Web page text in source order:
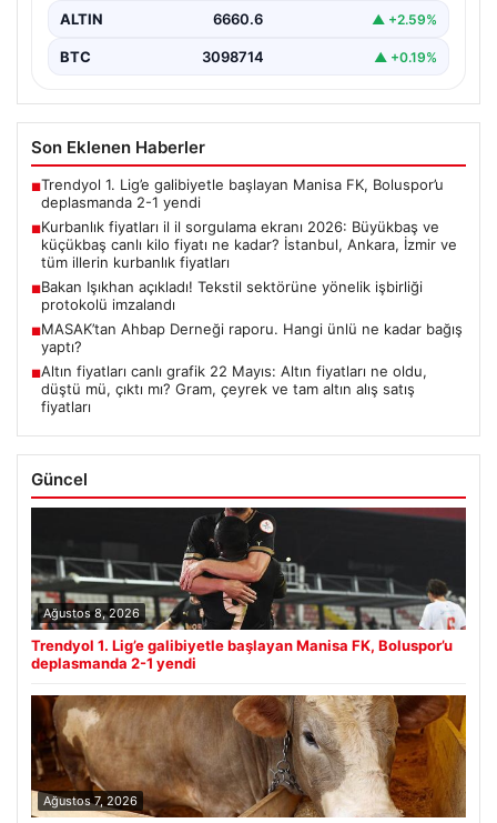
ALTIN 6660.6 ▲ +2.59%
BTC 3098714 ▲ +0.19%
Son Eklenen Haberler
■Trendyol 1. Lig’e galibiyetle başlayan Manisa FK, Boluspor’u
deplasmanda 2-1 yendi
■Kurbanlık fiyatları il il sorgulama ekranı 2026: Büyükbaş ve
küçükbaş canlı kilo fiyatı ne kadar? İstanbul, Ankara, İzmir ve
tüm illerin kurbanlık fiyatları
■Bakan Işıkhan açıkladı! Tekstil sektörüne yönelik işbirliği
protokolü imzalandı
■MASAK’tan Ahbap Derneği raporu. Hangi ünlü ne kadar bağış
yaptı?
■Altın fiyatları canlı grafik 22 Mayıs: Altın fiyatları ne oldu,
düştü mü, çıktı mı? Gram, çeyrek ve tam altın alış satış
fiyatları
Güncel
Ağustos 8, 2026
Trendyol 1. Lig’e galibiyetle başlayan Manisa FK, Boluspor’u
deplasmanda 2-1 yendi
Ağustos 7, 2026